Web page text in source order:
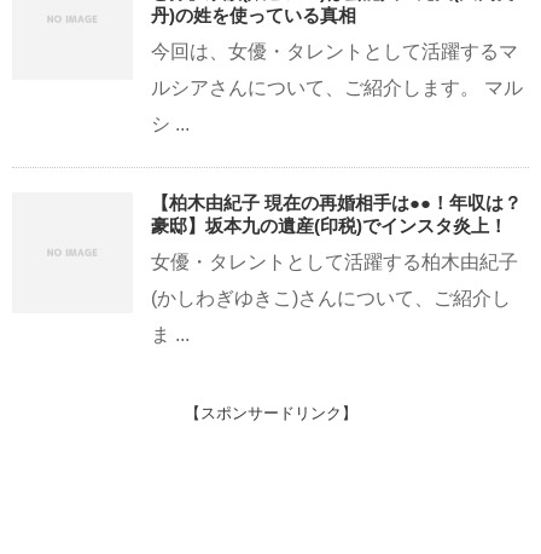
丹)の姓を使っている真相
今回は、女優・タレントとして活躍するマ
ルシアさんについて、ご紹介します。 マル
シ ...
【柏木由紀子 現在の再婚相手は●●！年収は？
豪邸】坂本九の遺産(印税)でインスタ炎上！
女優・タレントとして活躍する柏木由紀子
(かしわぎゆきこ)さんについて、ご紹介し
ま ...
【スポンサードリンク】